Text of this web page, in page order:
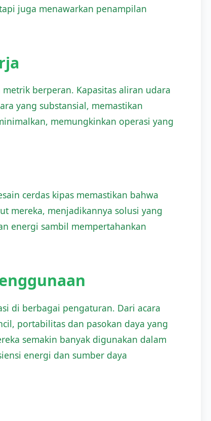
juga menawarkan penampilan
metrik berperan. Kapasitas aliran udara
yang substansial, memastikan
memungkinkan operasi yang
cerdas kipas memastikan bahwa
mereka, menjadikannya solusi yang
energi sambil mempertahankan
di berbagai pengaturan. Dari acara
portabilitas dan pasokan daya yang
semakin banyak digunakan dalam
energi dan sumber daya